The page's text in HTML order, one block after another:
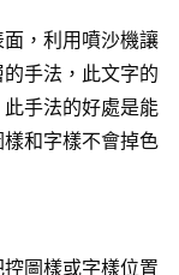
，利用噴沙機讓
手法，此文字的
手法的好處是能
和字樣不會掉色
圖樣或字樣位置